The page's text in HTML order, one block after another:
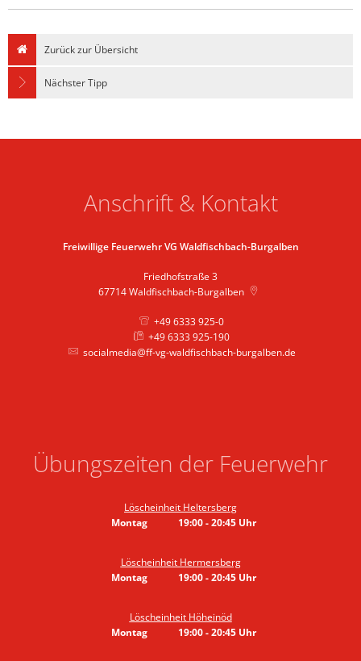
Zurück zur Übersicht
Nächster Tipp
Anschrift & Kontakt
Freiwillige Feuerwehr VG Waldfischbach-Burgalben
Friedhofstraße 3
67714 Waldfischbach-Burgalben
+49 6333 925-0
+49 6333 925-190
socialmedia@ff-vg-waldfischbach-burgalben.de
Übungszeiten der Feuerwehr
Löscheinheit Heltersberg
Montag
19:00-20:45Uhr
Löscheinheit Hermersberg
Montag
19:00-20:45Uhr
Löscheinheit Höheinöd
Montag
19:00-20:45Uhr